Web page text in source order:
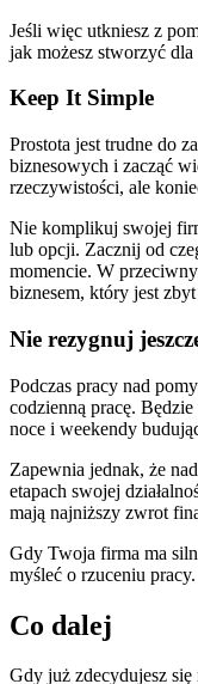
Jeśli więc utkniesz z
jak możesz stworzyć
Keep It Simple
Prostota jest trudne do
biznesowych i zacząć
rzeczywistości, ale
Nie komplikuj swojej
lub opcji. Zacznij od
momencie. W
biznesem, który jest
Nie rezygnuj
Podczas pracy nad
codzienną pracę.
noce i weekendy
Zapewnia jednak, że
etapach swojej
mają najniższy zwrot
Gdy Twoja firma ma
myśleć o rzuceniu pracy.
Co dalej
Gdy już zdecydujesz się